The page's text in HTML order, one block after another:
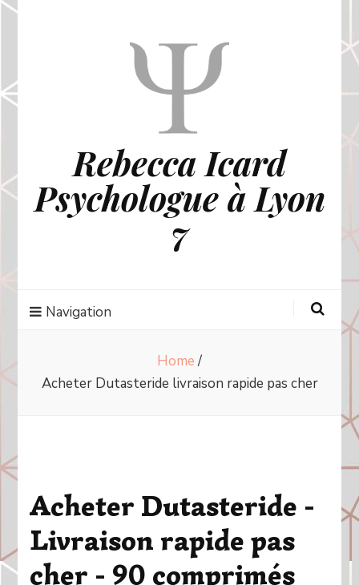
Rebecca Icard
Psychologue à Lyon
7
Navigation
Home /
Acheter Dutasteride livraison rapide pas cher
Acheter Dutasteride -
Livraison rapide pas
cher - 90 comprimés